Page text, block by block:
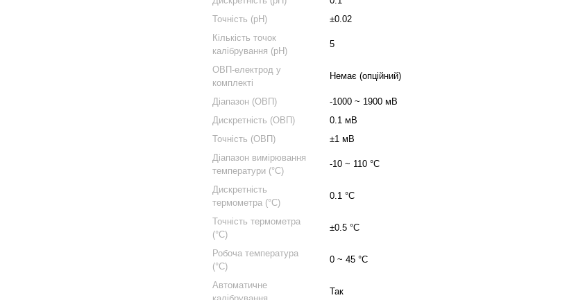
Точність (pH)
±0.02
Кількість точок
калібрування (pH)
5
ОВП-електрод у
комплекті
Немає (опційний)
Діапазон (ОВП)
-1000 ~ 1900 мВ
Дискретність (ОВП)
0.1 мВ
Точність (ОВП)
±1 мВ
Діапазон вимірювання
температури (°C)
-10 ~ 110 °C
Дискретність
термометра (°C)
0.1 °C
Точність термометра
(°C)
±0.5 °C
Робоча температура
(°C)
0 ~ 45 °C
Автоматичне
Так